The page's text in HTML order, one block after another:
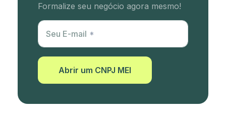
Formalize seu negócio agora mesmo!
Utm Content
Seu E-mail
Abrir um CNPJ MEI